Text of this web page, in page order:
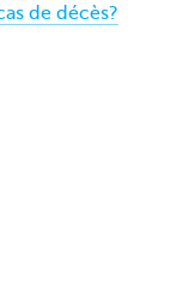
de décès?